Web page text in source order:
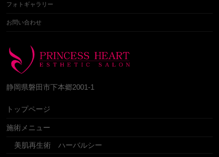
フォトギャラリー
お問い合わせ
静岡県磐田市下本郷2001-1
トップページ
施術メニュー
美肌再生術 ハーバルシー